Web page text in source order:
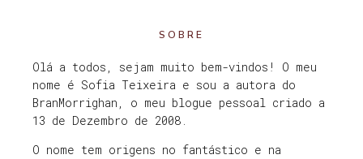
SOBRE
Olá a todos, sejam muito bem-vindos! O meu
nome é Sofia Teixeira e sou a autora do
BranMorrighan, o meu blogue pessoal criado a
13 de Dezembro de 2008.
O nome tem origens no fantástico e na